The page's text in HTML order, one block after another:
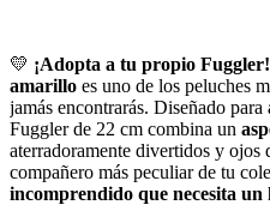
💛 ¡Adopta a tu propio Fuggler!
amarillo es uno de los peluches
jamás encontrarás. Diseñado para
Fuggler de 22 cm combina un
aterradoramente divertidos y ojos
compañero más peculiar de tu
incomprendido que necesita un